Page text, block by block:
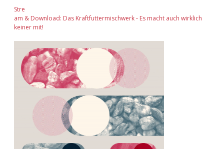
Stre
am & Download: Das Kraftfuttermischwerk - Es macht auch wirklich
keiner mit!